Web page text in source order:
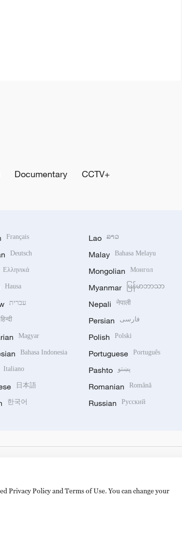
Documentary CCTV+
Français
Deutsch
Ελληνικά
Hausa
עברית
हिन्दी
Magyar
Bahasa Indonesia
Italiano
日本語
한국어
Lao ລາວ
Malay Bahasa Melayu
Mongolian Монгол
Myanmar မြန်မာဘာသာ
Nepali नेपाली
Persian فارسی
Polish Polski
Portuguese Português
Pashto پښتو
Romanian Română
Russian Русский
Privacy Policy and Terms of Use. You can change your